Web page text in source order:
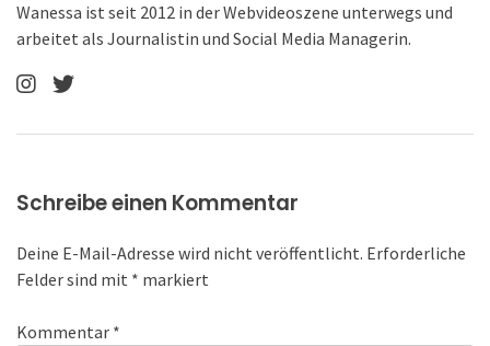
Wanessa ist seit 2012 in der Webvideoszene unterwegs und
arbeitet als Journalistin und Social Media Managerin.
Schreibe einen Kommentar
Deine E-Mail-Adresse wird nicht veröffentlicht. Erforderliche
Felder sind mit * markiert
Kommentar *